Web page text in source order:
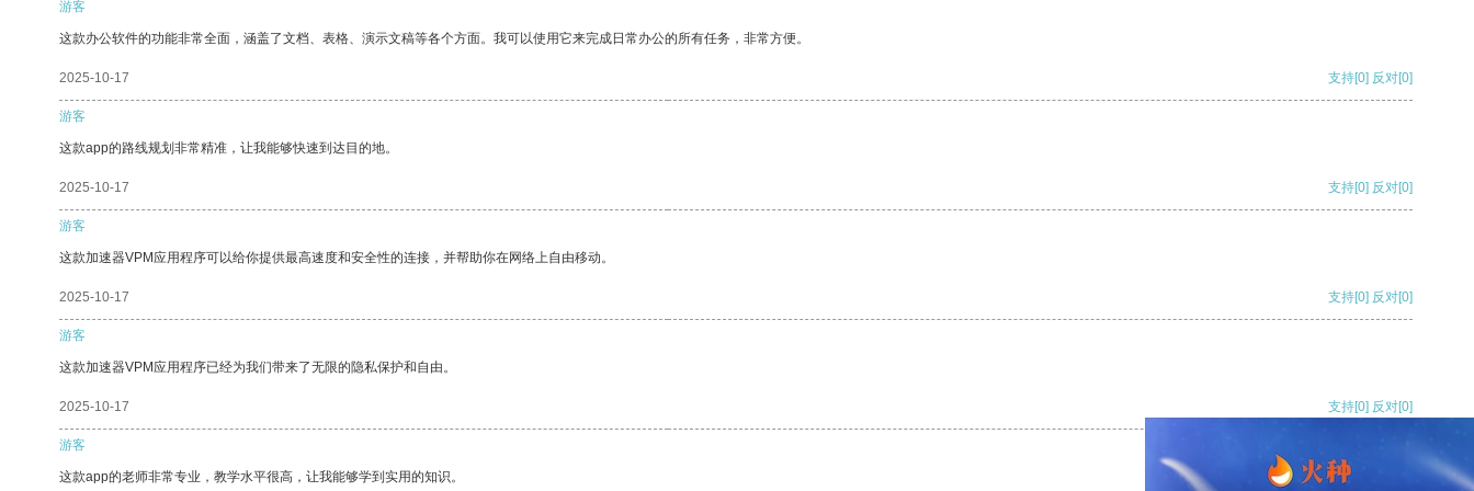
游客
这款办公软件的功能非常全面，涵盖了文档、表格、演示文稿等各个方面。我可以使用它来完成日常办公的所有任务，非常方便。
2025-10-17 支持[0] 反对[0]
游客
这款app的路线规划非常精准，让我能够快速到达目的地。
2025-10-17 支持[0] 反对[0]
游客
这款加速器VPM应用程序可以给你提供最高速度和安全性的连接，并帮助你在网络上自由移动。
2025-10-17 支持[0] 反对[0]
游客
这款加速器VPM应用程序已经为我们带来了无限的隐私保护和自由。
2025-10-17 支持[0] 反对[0]
游客
这款app的老师非常专业，教学水平很高，让我能够学到实用的知识。